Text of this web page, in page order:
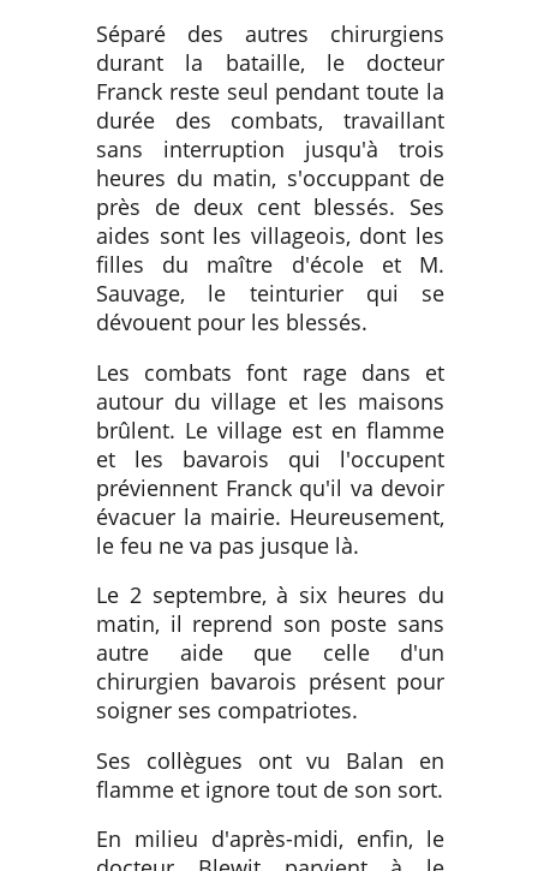
Séparé des autres chirurgiens
durant la bataille, le docteur
Franck reste seul pendant toute la
durée des combats, travaillant
sans interruption jusqu'à trois
heures du matin, s'occuppant de
près de deux cent blessés. Ses
aides sont les villageois, dont les
filles du maître d'école et M.
Sauvage, le teinturier qui se
dévouent pour les blessés.
Les combats font rage dans et
autour du village et les maisons
brûlent. Le village est en flamme
et les bavarois qui l'occupent
préviennent Franck qu'il va devoir
évacuer la mairie. Heureusement,
le feu ne va pas jusque là.
Le 2 septembre, à six heures du
matin, il reprend son poste sans
autre aide que celle d'un
chirurgien bavarois présent pour
soigner ses compatriotes.
Ses collègues ont vu Balan en
flamme et ignore tout de son sort.
En milieu d'après-midi, enfin, le